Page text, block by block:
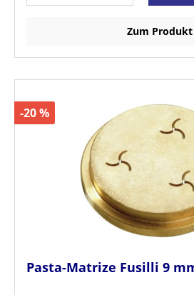
Zum Produkt
-20 %
Pasta-Matrize Fusilli 9